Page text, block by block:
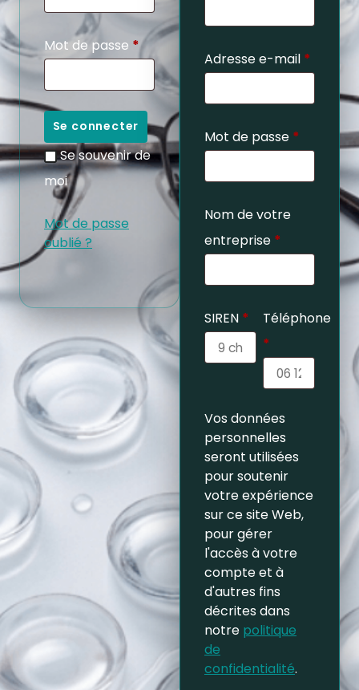
Mot de passe *
Se connecter
Se souvenir de
moi
Mot de passe
oublié ?
Adresse e-mail *
Mot de passe *
Nom de votre
entreprise *
SIREN *
Téléphone
*
Vos données
personnelles
seront utilisées
pour soutenir
votre expérience
sur ce site Web,
pour gérer
l'accès à votre
compte et à
d'autres fins
décrites dans
notre politique
de
confidentialité.